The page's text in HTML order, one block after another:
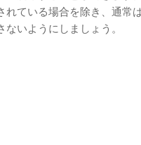
れている場合を除き、通常
いようにしましょう。